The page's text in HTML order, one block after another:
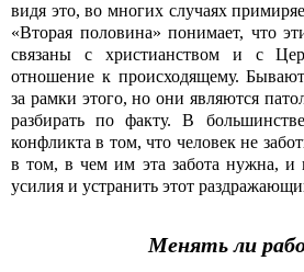
видя это, во многих случаях
«Вторая половина» понимает, что
связаны с христианством и с
отношение к происходящему.
за рамки этого, но они являются
разбирать по факту. В
конфликта в том, что человек не
в том, в чем им эта забота нужна, и
усилия и устранить этот
Менять ли